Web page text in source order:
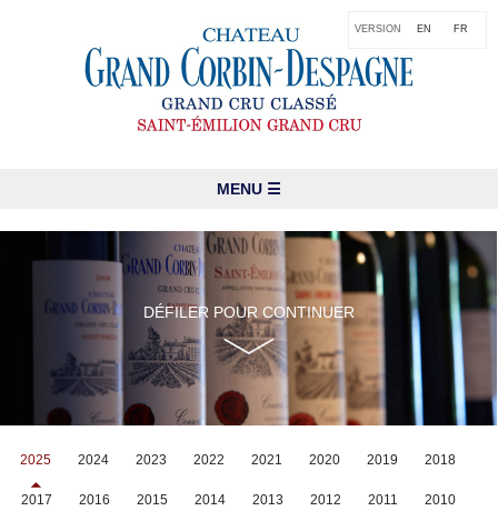
VERSION EN FR
MENU ☰
DÉFILER POUR CONTINUER
2025 2024 2023 2022 2021 2020 2019 2018
2017 2016 2015 2014 2013 2012 2011 2010